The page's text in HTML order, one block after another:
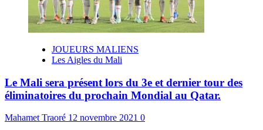
JOUEURS MALIENS
Les Aigles du Mali
Le Mali sera présent lors du 3e et dernier tour des
éliminatoires du prochain Mondial au Qatar.
Mahamet Traoré 12 novembre 2021 0